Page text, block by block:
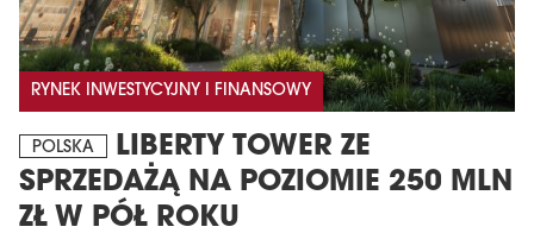
RYNEK INWESTYCYJNY I FINANSOWY
POLSKA
LIBERTY TOWER ZE
SPRZEDAŻĄ NA POZIOMIE 250 MLN
ZŁ W PÓŁ ROKU